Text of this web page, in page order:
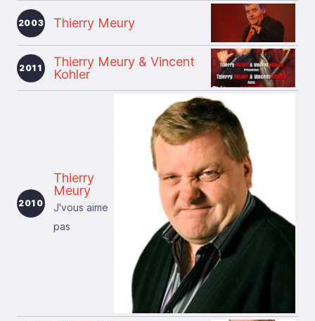
2003 Thierry Meury
2011
Thierry Meury & Vincent
Kohler
2010
Thierry
Meury
J'vous aime
pas